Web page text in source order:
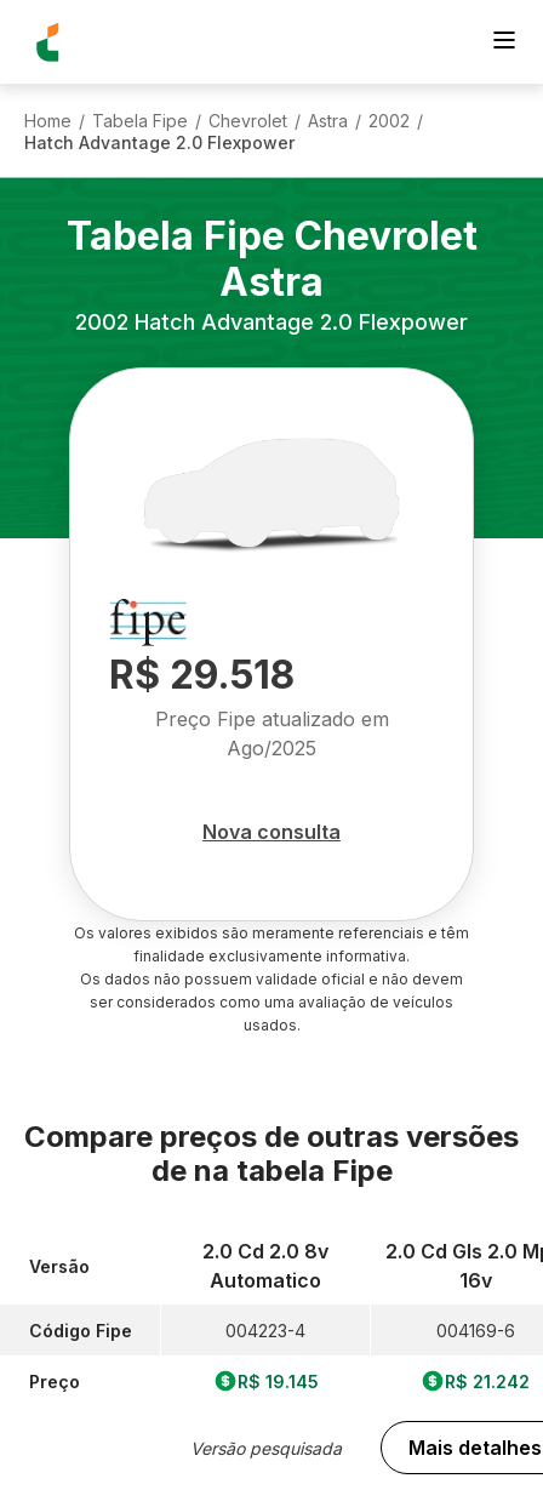
Home / Tabela Fipe / Chevrolet / Astra / 2002 /
Hatch Advantage 2.0 Flexpower
Tabela Fipe Chevrolet
Astra
2002 Hatch Advantage 2.0 Flexpower
R$ 29.518
Preço Fipe atualizado em
Ago/2025
Nova consulta
Os valores exibidos são meramente referenciais e têm
finalidade exclusivamente informativa.
Os dados não possuem validade oficial e não devem
ser considerados como uma avaliação de veículos
usados.
Compare preços de outras versões
de na tabela Fipe
Versão
Código Fipe
Preço
2.0 Cd 2.0 8v
Automatico
004223-4
R$ 19.145
Versão pesquisada
2.0 Cd Gls 2.0
16v
004169-6
R$ 21.242
Mais detalhes